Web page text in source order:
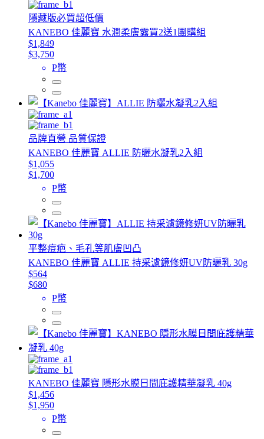
隱藏版必買超低價
KANEBO 佳麗寶 水潤柔膚露買2送1團購組
$1,849
$3,750
P幣
品牌直營 品質保證
KANEBO 佳麗寶 ALLIE 防曬水凝乳2入組
$1,055
$1,700
P幣
平整痘疤、毛孔等肌膚凹凸
KANEBO 佳麗寶 ALLIE 持采濾鏡修妍UV防曬乳 30g
$564
$680
P幣
KANEBO 佳麗寶 隱形水膜日間庇護精華凝乳 40g
$1,456
$1,950
P幣